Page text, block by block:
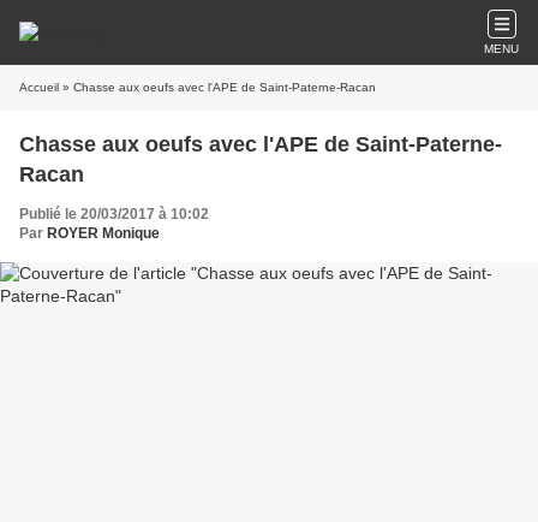
MENU
Accueil » Chasse aux oeufs avec l'APE de Saint-Paterne-Racan
Chasse aux oeufs avec l'APE de Saint-Paterne-
Racan
Publié le 20/03/2017 à 10:02
Par ROYER Monique